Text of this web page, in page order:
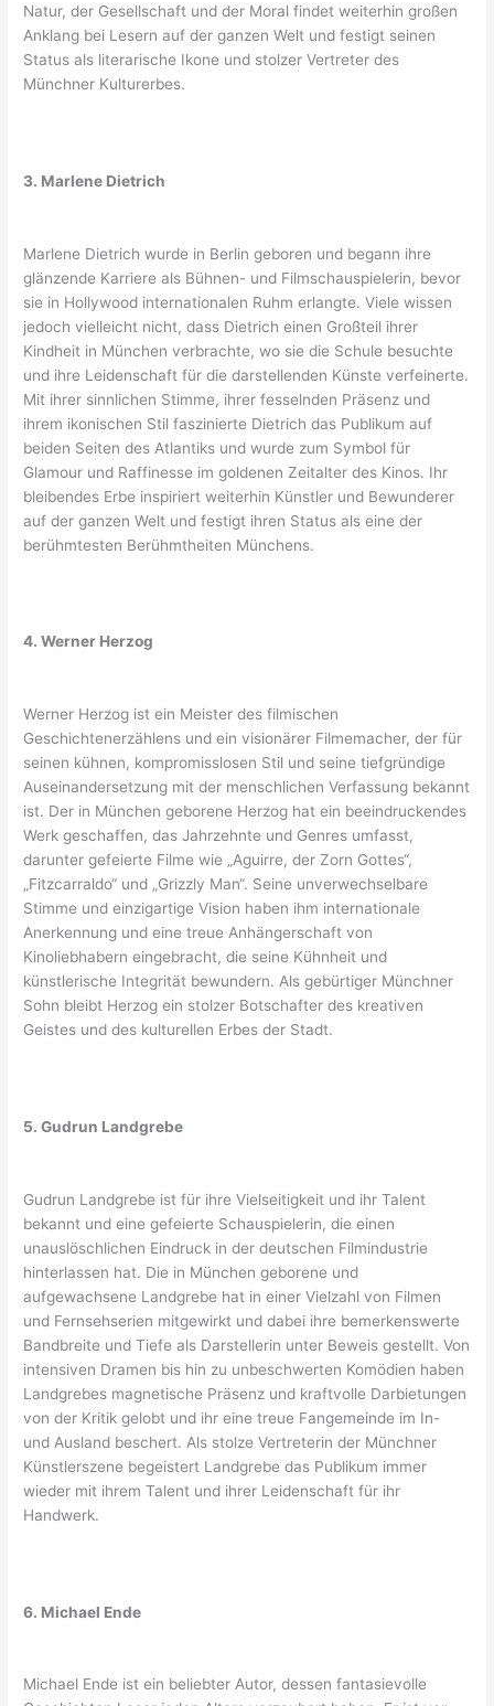
Natur, der Gesellschaft und der Moral findet weiterhin großen
Anklang bei Lesern auf der ganzen Welt und festigt seinen
Status als literarische Ikone und stolzer Vertreter des
Münchner Kulturerbes.
3. Marlene Dietrich
Marlene Dietrich wurde in Berlin geboren und begann ihre
glänzende Karriere als Bühnen- und Filmschauspielerin, bevor
sie in Hollywood internationalen Ruhm erlangte. Viele wissen
jedoch vielleicht nicht, dass Dietrich einen Großteil ihrer
Kindheit in München verbrachte, wo sie die Schule besuchte
und ihre Leidenschaft für die darstellenden Künste verfeinerte.
Mit ihrer sinnlichen Stimme, ihrer fesselnden Präsenz und
ihrem ikonischen Stil faszinierte Dietrich das Publikum auf
beiden Seiten des Atlantiks und wurde zum Symbol für
Glamour und Raffinesse im goldenen Zeitalter des Kinos. Ihr
bleibendes Erbe inspiriert weiterhin Künstler und Bewunderer
auf der ganzen Welt und festigt ihren Status als eine der
berühmtesten Berühmtheiten Münchens.
4. Werner Herzog
Werner Herzog ist ein Meister des filmischen
Geschichtenerzählens und ein visionärer Filmemacher, der für
seinen kühnen, kompromisslosen Stil und seine tiefgründige
Auseinandersetzung mit der menschlichen Verfassung bekannt
ist. Der in München geborene Herzog hat ein beeindruckendes
Werk geschaffen, das Jahrzehnte und Genres umfasst,
darunter gefeierte Filme wie „Aguirre, der Zorn Gottes“,
„Fitzcarraldo“ und „Grizzly Man“. Seine unverwechselbare
Stimme und einzigartige Vision haben ihm internationale
Anerkennung und eine treue Anhängerschaft von
Kinoliebhabern eingebracht, die seine Kühnheit und
künstlerische Integrität bewundern. Als gebürtiger Münchner
Sohn bleibt Herzog ein stolzer Botschafter des kreativen
Geistes und des kulturellen Erbes der Stadt.
5. Gudrun Landgrebe
Gudrun Landgrebe ist für ihre Vielseitigkeit und ihr Talent
bekannt und eine gefeierte Schauspielerin, die einen
unauslöschlichen Eindruck in der deutschen Filmindustrie
hinterlassen hat. Die in München geborene und
aufgewachsene Landgrebe hat in einer Vielzahl von Filmen
und Fernsehserien mitgewirkt und dabei ihre bemerkenswerte
Bandbreite und Tiefe als Darstellerin unter Beweis gestellt. Von
intensiven Dramen bis hin zu unbeschwerten Komödien haben
Landgrebes magnetische Präsenz und kraftvolle Darbietungen
von der Kritik gelobt und ihr eine treue Fangemeinde im In-
und Ausland beschert. Als stolze Vertreterin der Münchner
Künstlerszene begeistert Landgrebe das Publikum immer
wieder mit ihrem Talent und ihrer Leidenschaft für ihr
Handwerk.
6. Michael Ende
Michael Ende ist ein beliebter Autor, dessen fantasievolle